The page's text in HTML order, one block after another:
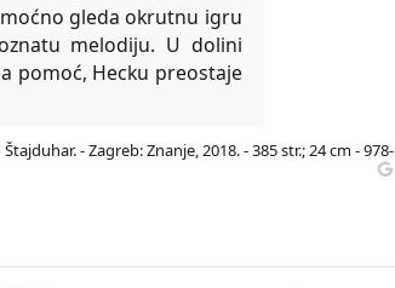
gleda okrutnu igru
melodiju. U dolini
pomoć, Hecku preostaje
- Zagreb: Znanje, 2018. - 385 str.; 24 cm - 978-